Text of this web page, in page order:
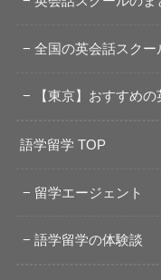
全国の英会話スクー
【東京】おすすめ
語学留学 TOP
留学エージェント
語学留学の体験談